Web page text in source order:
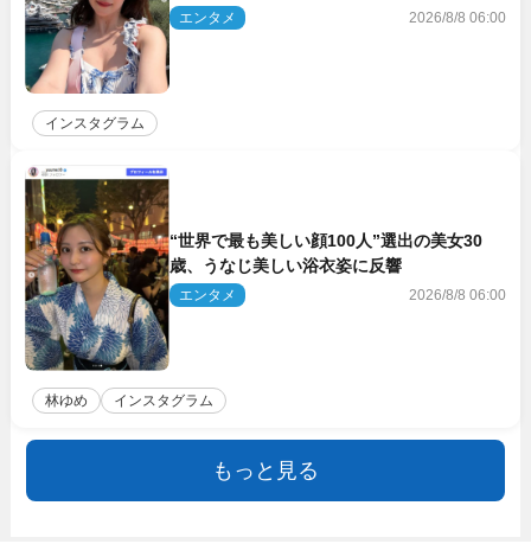
響エンタメ 2026/8/8 06:00
インスタグラム
“世界で最も美しい顔100人”選出の美女30
歳、うなじ美しい浴衣姿に反響
エンタメ 2026/8/8 06:00
林ゆめ インスタグラム
もっと見る